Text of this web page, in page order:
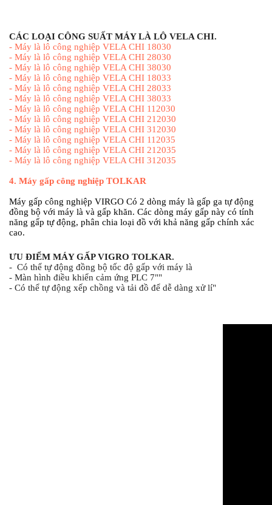
CÁC LOẠI CÔNG SUẤT MÁY LÀ LÔ VELA CHI.
- Máy là lô công nghiệp VELA CHI 18030
- Máy là lô công nghiệp VELA CHI 28030
- Máy là lô công nghiệp VELA CHI 38030
- Máy là lô công nghiệp VELA CHI 18033
- Máy là lô công nghiệp VELA CHI 28033
- Máy là lô công nghiệp VELA CHI 38033
- Máy là lô công nghiệp VELA CHI 112030
- Máy là lô công nghiệp VELA CHI 212030
- Máy là lô công nghiệp VELA CHI 312030
- Máy là lô công nghiệp VELA CHI 112035
- Máy là lô công nghiệp VELA CHI 212035
- Máy là lô công nghiệp VELA CHI 312035
4. Máy gấp công nghiệp TOLKAR
Máy gấp công nghiệp VIRGO Có 2 dòng máy là gấp ga tự động
đồng bộ với máy là và gấp khăn. Các dòng máy gấp này có tính
năng gấp tự động, phân chia loại đồ với khả năng gấp chính xác
cao.
ƯU ĐIỂM MÁY GẤP VIGRO TOLKAR.
-  Có thể tự động đồng bộ tốc độ gấp với máy là
- Màn hình điều khiển cảm ứng PLC 7""
- Có thể tự động xếp chồng và tải đồ để dễ dàng xử lí"